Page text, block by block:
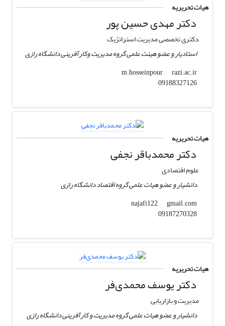
هیات تحریریه
دکتر مهدی حسین پور
دکتری تخصصی مدیریت استراتژیک
استادیار و عضو هیئت علمی گروه مدیریت وکارآفرینی دانشگاه رازی
m.hosseinpour
razi.ac.ir
09188327126
هیات تحریریه
دکتر محمدباقر نجفی
علوم اقتصادی
دانشیار و عضو هیات علمی گروه اقتصاد دانشگاه رازی
najafi122
gmail.com
09187270328
هیات تحریریه
دکتر یوسف محمدی‌فر
مدیریت و بازاریابی
دانشیار و عضو هیات علمی گروه مدیریت و کارآفرینی دانشگاه رازی